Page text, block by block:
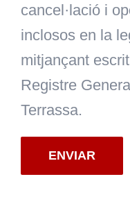
cancel·lació i
inclosos en la
mitjançant
Registre
Terrassa.